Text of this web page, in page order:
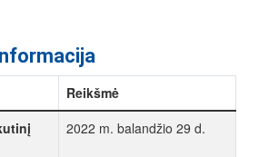
Reikšmė
2022 m. balandžio 29 d.